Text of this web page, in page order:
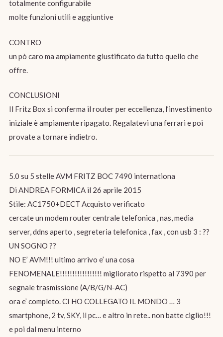
totalmente configurabile
molte funzioni utili e aggiuntive
CONTRO
un pò caro ma ampiamente giustificato da tutto quello che
offre.
CONCLUSIONI
Il Fritz Box si conferma il router per eccellenza, l’investimento
iniziale è ampiamente ripagato. Regalatevi una ferrari e poi
provate a tornare indietro.
5.0 su 5 stelle AVM FRITZ BOC 7490 internationa
Di ANDREA FORMICA il 26 aprile 2015
Stile: AC1750+DECT Acquisto verificato
cercate un modem router centrale telefonica , nas, media
server, ddns aperto , segreteria telefonica , fax , con usb 3 : ??
UN SOGNO ??
NO E’ AVM!!! ultimo arrivo e’ una cosa
FENOMENALE!!!!!!!!!!!!!!!!! migliorato rispetto al 7390 per
segnale trasmissione (A/B/G/N-AC)
ora e’ completo. CI HO COLLEGATO IL MONDO … 3
smartphone, 2 tv, SKY, il pc… e altro in rete.. non batte ciglio!!!
e poi dal menu interno